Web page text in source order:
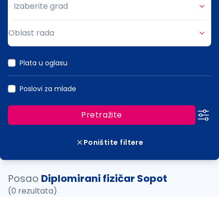
Grad
Izaberite grad
Oblast rada
Plata u oglasu
Poslovi za mlade
Pretražite
Poništite filtere
Posao Diplomirani fizičar Sopot
(0 rezultata)